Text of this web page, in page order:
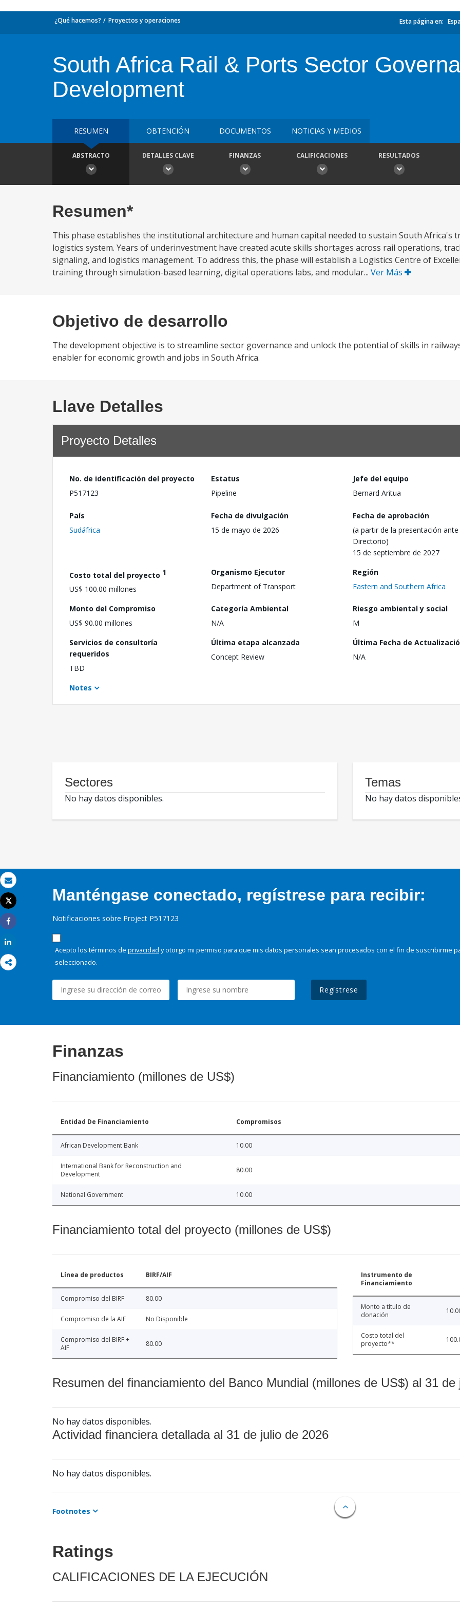
Correo electrónico
Imprimir
Tweet
Share
¿Qué hacemos? Proyectos y operaciones Esta página en:
South Africa Rail & Ports Sector
Development
RESUMEN OBTENCIÓN DOCUMENTOS NOTICIAS Y MEDIOS
ABSTRACTO DETALLES CLAVE FINANZAS CALIFICACIONES RESULTADOS
Resumen*
This phase establishes the institutional architecture and human capital needed to sustain South Africa's
logistics system. Years of underinvestment have created acute skills shortages across rail operations,
signaling, and logistics management. To address this, the phase will establish a Logistics Centre of
training through simulation-based learning, digital operations labs, and modular... Ver Más
Objetivo de desarrollo
The development objective is to streamline sector governance and unlock the potential of skills in
enabler for economic growth and jobs in South Africa.
Llave Detalles
Proyecto Detalles
No. de identificación del proyecto
P517123
Estatus
Pipeline
Jefe del equipo
Bernard Aritua
País
Sudáfrica
Fecha de divulgación
15 de mayo de 2026
Fecha de aprobación
(a partir de la presentación ante
Directorio)
15 de septiembre de 2027
Costo total del proyecto 1
US$ 100.00 millones
Organismo Ejecutor
Department of Transport
Región
Eastern and Southern Africa
Monto del Compromiso
US$ 90.00 millones
Categoría Ambiental
N/A
Riesgo ambiental y social
M
Servicios de consultoría
requeridos
TBD
Última etapa alcanzada
Concept Review
Última Fecha de
N/A
Notes
Sectores
No hay datos disponibles.
Temas
No hay datos
Manténgase conectado, regístrese para recibir:
Notificaciones sobre Project P517123
Acepto los términos de privacidad y otorgo mi permiso para que mis datos personales sean procesados con el fin de suscribirme
seleccionado.
Regístrese
Finanzas
Financiamiento (millones de US$)
Entidad De Financiamiento Compromisos
African Development Bank 10.00
International Bank for Reconstruction and
Development
80.00
National Government 10.00
Financiamiento total del proyecto (millones de US$)
Línea de productos BIRF/AIF
Compromiso del BIRF 80.00
Compromiso de la AIF No Disponible
Compromiso del BIRF +
AIF
80.00
Instrumento de
Financiamiento
Monto a título de
donación
Costo total del
proyecto**
Resumen del financiamiento del Banco Mundial (millones de US$) al 31 de
No hay datos disponibles.
Actividad financiera detallada al 31 de julio de 2026
No hay datos disponibles.
Footnotes
Ratings
CALIFICACIONES DE LA EJECUCIÓN